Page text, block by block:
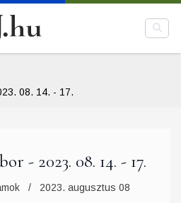
08. 14. - 17.
- 2023. 08. 14. - 17.
2023. augusztus 08